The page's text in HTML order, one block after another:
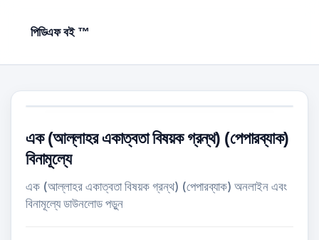
পিডিএফ বই ™
এক (আল্লাহর একাত্বতা বিষয়ক গ্রন্থ) (পেপারব্যাক)
বিনামূল্যে
এক (আল্লাহর একাত্বতা বিষয়ক গ্রন্থ) (পেপারব্যাক) অনলাইন এবং
বিনামূল্যে ডাউনলোড পড়ুন